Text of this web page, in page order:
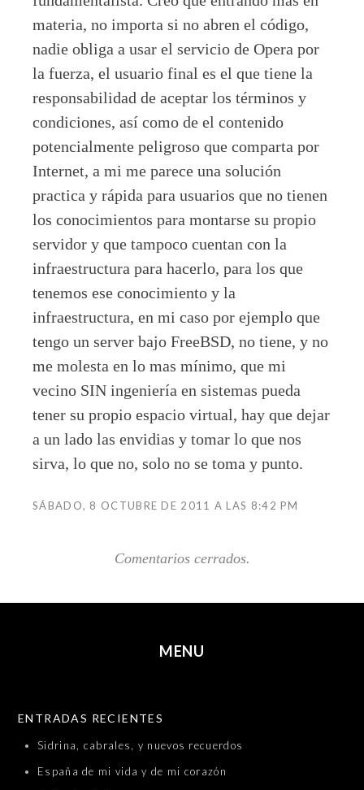
materia, no importa si no abren el código,
nadie obliga a usar el servicio de Opera por
la fuerza, el usuario final es el que tiene la
responsabilidad de aceptar los términos y
condiciones, así como de el contenido
potencialmente peligroso que comparta por
Internet, a mi me parece una solución
practica y rápida para usuarios que no tienen
los conocimientos para montarse su propio
servidor y que tampoco cuentan con la
infraestructura para hacerlo, para los que
tenemos ese conocimiento y la
infraestructura, en mi caso por ejemplo que
tengo un server bajo FreeBSD, no tiene, y no
me molesta en lo mas mínimo, que mi
vecino SIN ingeniería en sistemas pueda
tener su propio espacio virtual, hay que dejar
a un lado las envidias y tomar lo que nos
sirva, lo que no, solo no se toma y punto.
SÁBADO, 8 OCTUBRE DE 2011 A LAS 8:42 PM
Comentarios cerrados.
MENU
ENTRADAS RECIENTES
Sidrina, cabrales, y nuevos recuerdos
España de mi vida y de mi corazón